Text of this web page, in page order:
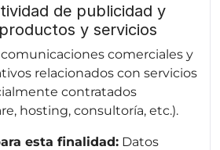
de publicidad y
y servicios
comerciales y
relacionados con servicios
contratados
hosting, consultoría, etc.).
esta finalidad: Datos